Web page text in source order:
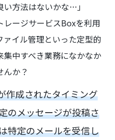
方法はないかな…」
レージサービスBoxを利用
イル管理といった定型的
中すべき業務になかなか
か？
作成されたタイミング
のメッセージが投稿さ
特定のメールを受信し